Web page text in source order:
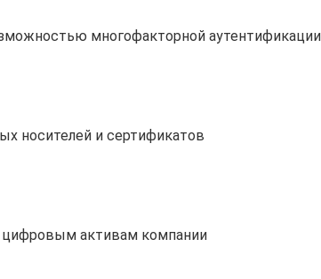
многофакторной аутентификации
носителей и сертификатов
цифровым активам компании